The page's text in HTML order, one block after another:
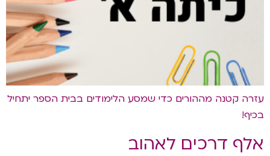
עזרה קטנה מההורים כדי שמסע הלימודים בבית הספר יתחיל
בכיף!
אלף דרכים לאהוב